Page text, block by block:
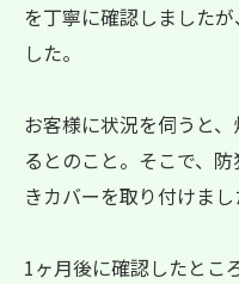
を丁寧に確認しました
した。
お客様に状況を伺うと
るとのこと。そこで、
きカバーを取り付けまし
1ヶ月後に確認したとこ